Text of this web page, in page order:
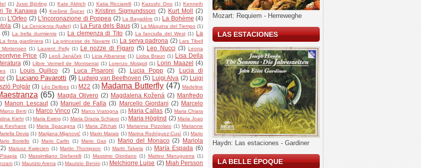
(1) Jussi Björling (1) Kate Aldrich (1) Katia Ricciarelli (1) Kazushi Ono (1) Kenneth
Te Kanawa (4) Krešimir Špicer (1) Kristinn Sigmundsson (2) Kurt Moll (2)
(1) L'Orfeo (2) L'incoronazione di Poppea (2) La Bayadère (1) La Bohème (4)
(3) La Cenicienta (ballet) (1) La Fura dels Baus (3) La Máquina del Tiempo (1)
(6) La bella durmiente (1) La clemenza di Tito (3) La fanciulla del West (1)
La
La finta giardiniera (1) La princesse de Navarre (1) La serva padrona (2) Lars Tibell
(1) Laurent Pelly (1) Le nozze di Figaro (5) Leo Nucci (3) Leona
Price (3) Leoš Janáček (1) Licia Albanese (1) Lioba Braun (1)
Lisa Della
(6) Llibre Vermell de Montserrat (1) Lorenzo Molajoli (1) Lorin Maazel (4)
(1) Louis Quilico (2) Luca Pisaroni (2) Lucia Popp (2)
Lucia di
(3) Luciano Pavarotti (9) Ludwig van Beethoven (5) Luigi Alva (2)
Luigi
Polgár (3) Léo Delibes (1) M22 (3) Madama Butterfly (47) Madeline
(65) Magda Olivero (2) Magdalena Kožená (2) Manfredo
Manon Lescaut (3) Manuel de Falla (3) Marcello Giordani (2) Marcelo
Marco Berti (1) Marco Vinco (2) Marco Vratogna (1) Maria Callas (5) Maria Chiara
Kiehr (1) Maria Ewing (1) Maria Grazia Schiavo (1) Maria Höglind (2) Maria Joao
Keohane (1) Maria Spacagna (1) Maria Zifchak (1) Marianna Pizzolato (1) Marianne
Devia (1) Marijana Mijanović (1) Marin Marais (1) Marina Rodríguez-Cusì (1) Mario
Boriello (1) Mario Carlin (1) Mario Gas (1) Mario del Monaco (2)
Mariola
Mariusz Kwiecien (1) Martin Thompson (1) Martti Talvela (1) María Espada (6)
(1) Massimiliano Stefanelli (1) Massimo Giordano (1) Matteo Manuguerra (1)
(1) Maurizio Arena (1) Maurizio Benini (1) Melchiorre Luise (2) Miah Persson
Mozart: Requiem - Herreweghe
LAS ESTACIONES
Haydn: Las estaciones - Gardiner
LA BELLE ÉPOQUE